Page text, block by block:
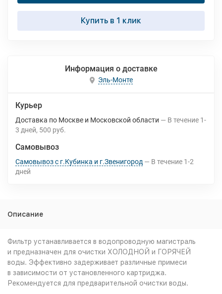
Купить в 1 клик
Информация о доставке
Эль-Монте
Курьер
Доставка по Москве и Московской области В течение 1-
3 дней 500 руб.
Самовывоз
Самовывоз с г.Кубинка и г.Звенигород В течение 1-2
дней
Описание
Фильтр устанавливается в водопроводную магистраль
и предназначен для очистки ХОЛОДНОЙ и ГОРЯЧЕЙ
воды. Эффективно задерживает различные примеси
в зависимости от установленного картриджа.
Рекомендуется для предварительной очистки воды.